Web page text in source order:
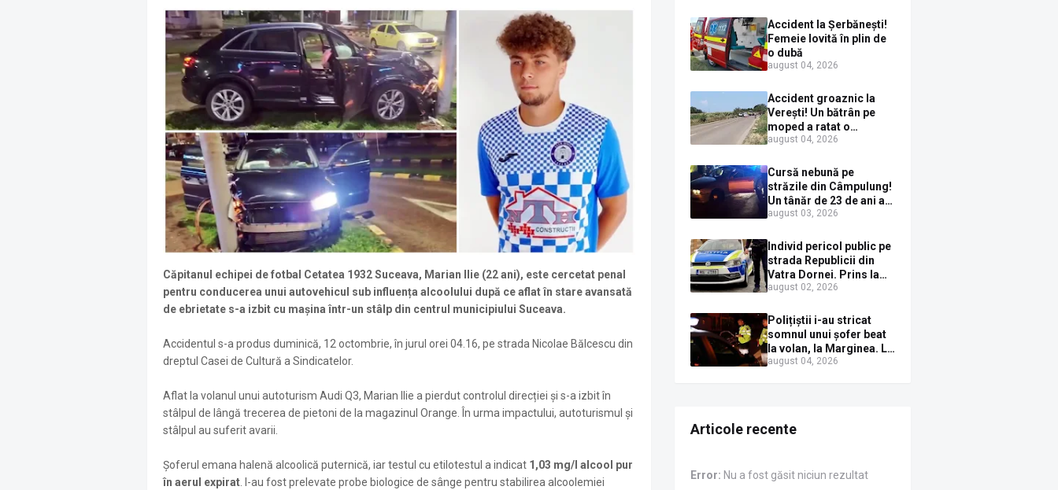
Căpitanul echipei de fotbal Cetatea 1932 Suceava, Marian Ilie (22 ani), este cercetat penal
pentru conducerea unui autovehicul sub influența alcoolului după ce aflat în stare avansată
de ebrietate s-a izbit cu mașina într-un stâlp din centrul municipiului Suceava.
Accidentul s-a produs duminică, 12 octombrie, în jurul orei 04.16, pe strada Nicolae Bălcescu din
dreptul Casei de Cultură a Sindicatelor.
Aflat la volanul unui autoturism Audi Q3, Marian Ilie a pierdut controlul direcției și s-a izbit în
stâlpul de lângă trecerea de pietoni de la magazinul Orange. În urma impactului, autoturismul și
stâlpul au suferit avarii.
Șoferul emana halenă alcoolică puternică, iar testul cu etilotestul a indicat 1,03 mg/l alcool pur
în aerul expirat . I-au fost prelevate probe biologice de sânge pentru stabilirea alcoolemiei
combustibil
Accident la Șerbănești!
Femeie lovită în plin de
o dubă
august 04, 2026
Accident groaznic la
Verești! Un bătrân pe
moped a ratat o
depășire și a ajuns sub
august 04, 2026
Cursă nebună pe
străzile din Câmpulung!
Un tânăr de 23 de ani a
fugit de poliție cu un
un gard de pe strada
Sirenei
august 03, 2026
Individ pericol public pe
strada Republicii din
Vatra Dornei. Prins la
volan cu mașina
plină zi
august 02, 2026
Polițiștii i-au stricat
somnul unui șofer beat
la volan, la Marginea. L-
au trezit instant cu un
august 04, 2026
Articole recente
Error: Nu a fost găsit niciun rezultat